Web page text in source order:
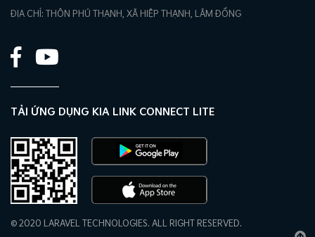
ĐỊA CHỈ: THÔN PHÚ THẠNH, XÃ HIỆP THẠNH, LÂM ĐỒNG
TẢI ỨNG DỤNG KIA LINK CONNECT LITE
© 2020 LARAVEL TECHNOLOGIES. ALL RIGHT RESERVED.